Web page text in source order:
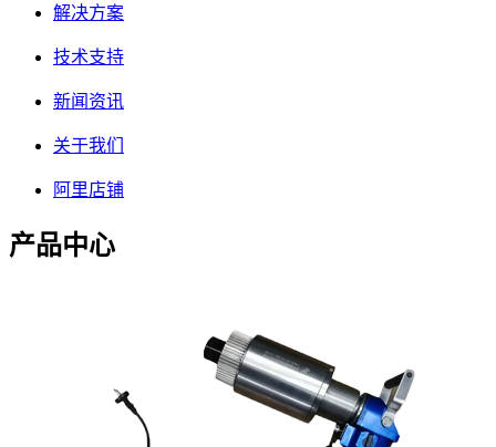
解决方案
技术支持
新闻资讯
关于我们
阿里店铺
产品中心